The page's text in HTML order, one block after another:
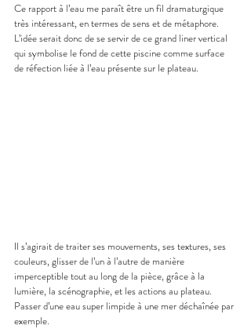
Ce rapport à l’eau me paraît être un fil dramaturgique
très intéressant, en termes de sens et de métaphore.
L’idée serait donc de se servir de ce grand liner vertical
qui symbolise le fond de cette piscine comme surface
de réfection liée à l’eau présente sur le plateau.
Il s’agirait de traiter ses mouvements, ses textures, ses
couleurs, glisser de l’un à l’autre de manière
imperceptible tout au long de la pièce, grâce à la
lumière, la scénographie, et les actions au plateau.
Passer d’une eau super limpide à une mer déchaînée par
exemple.